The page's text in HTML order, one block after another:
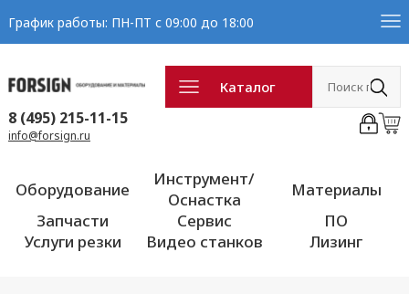
График работы: ПН-ПТ с 09:00 до 18:00
Каталог
8 (495) 215-11-15
info@forsign.ru
Оборудование
Инструмент/
Оснастка
Материалы
Запчасти
Сервис
ПО
Услуги резки
Видео станков Лизинг